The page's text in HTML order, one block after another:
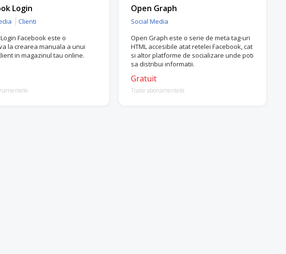
Login
Clienti
Facebook este o
la crearea manuala a unui
in magazinul tau online.
Open Graph
Social Media
Open Graph este o serie de meta tag-uri
HTML accesibile atat retelei Facebook, cat
si altor platforme de socializare unde poti
sa distribui informatii.
Gratuit
Toate abonamentele